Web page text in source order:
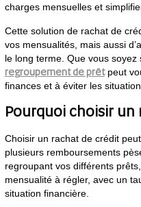
charges mensuelles et
Cette solution de rachat de
vos mensualités, mais aussi
le long terme. Que vous
regroupement de prêtpeut
finances et à éviter les
Pourquoi choisir un
Choisir un rachat de crédit
plusieurs remboursements
regroupant vos différents
mensualité à régler, avec un
situation financière.